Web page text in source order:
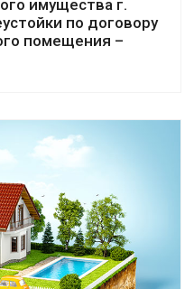
имущества г.
по договору
помещения –